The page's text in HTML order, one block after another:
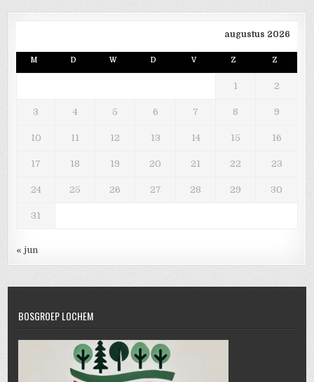
augustus 2026
M D W D V Z Z
1 2
3 4 5 6 7 8 9
10 11 12 13 14 15 16
17 18 19 20 21 22 23
24 25 26 27 28 29 30
31
« jun
BOSGROEP LOCHEM